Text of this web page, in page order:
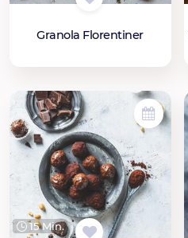
Granola Florentiner
15 Min.